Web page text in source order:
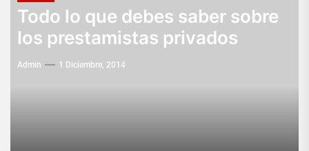
Todo lo que debes saber sobre
los prestamistas privados
Admin 1 Diciembre, 2014